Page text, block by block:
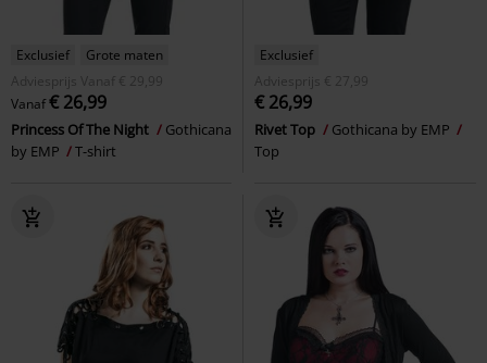
Exclusief
Grote maten
Adviesprijs
Vanaf € 29,99
Vanaf€ 26,99
Princess Of The Night
Gothicana
by EMP
T-shirt
Exclusief
Adviesprijs
€ 27,99
€ 26,99
Rivet Top
Gothicana by EMP
Top